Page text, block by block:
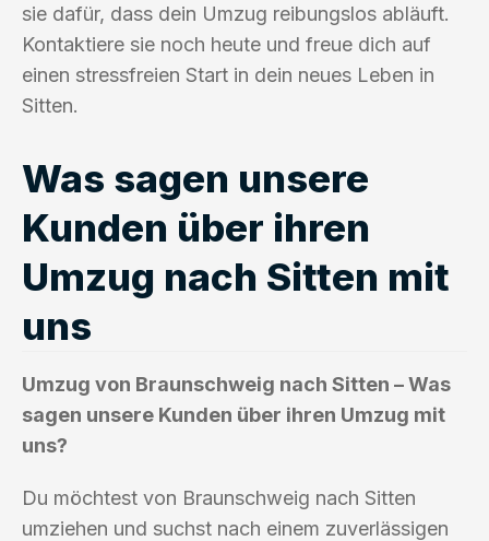
sie dafür, dass dein Umzug reibungslos abläuft.
Kontaktiere sie noch heute und freue dich auf
einen stressfreien Start in dein neues Leben in
Sitten.
Was sagen unsere
Kunden über ihren
Umzug nach Sitten mit
uns
Umzug von Braunschweig nach Sitten – Was
sagen unsere Kunden über ihren Umzug mit
uns?
Du möchtest von Braunschweig nach Sitten
umziehen und suchst nach einem zuverlässigen